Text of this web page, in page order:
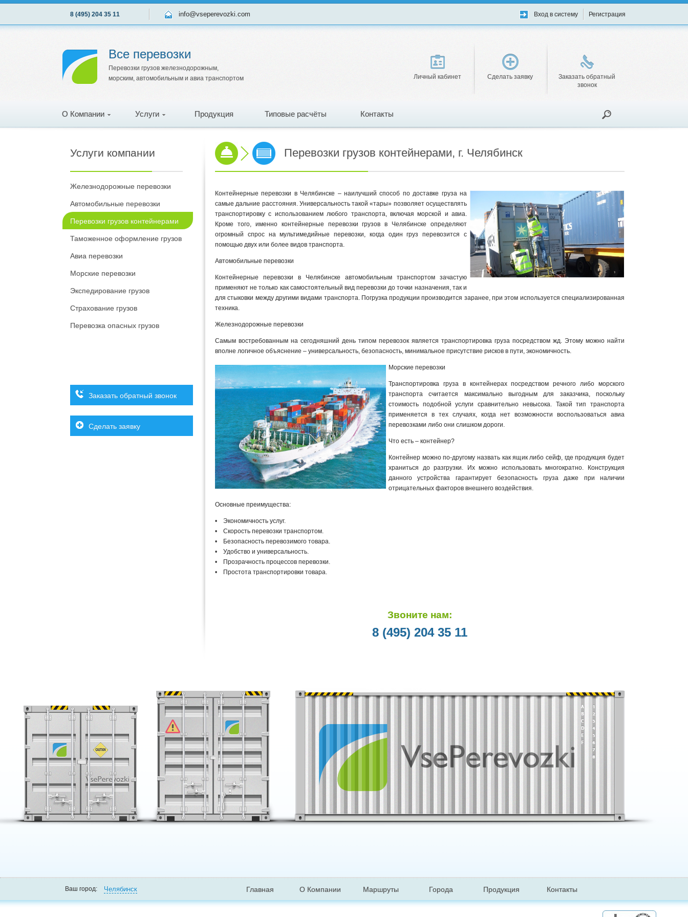
Вход в систему Регистрация
8 (495) 204 35 11 info@vseperevozki.com
Все перевозки
Перевозки грузов железнодорожным,
морским, автомобильным и авиа транспортом
Личный кабинет Сделать заявку
Заказать обратный
звонок
О Компании Услуги Продукция Типовые расчёты Контакты
Услуги компании
Железнодорожные перевозки
Автомобильные перевозки
Перевозки грузов контейнерами
Таможенное оформление грузов
Авиа перевозки
Морские перевозки
Экспедирование грузов
Страхование грузов
Перевозка опасных грузов
Заказать обратный звонок
Сделать заявку
Перевозки грузов контейнерами, г. Челябинск
Контейнерные перевозки в Челябинске – наилучший способ по доставке груза на
самые дальние расстояния. Универсальность такой «тары» позволяет осуществлять
транспортировку с использованием любого транспорта, включая морской и авиа.
Кроме того, именно контейнерные перевозки грузов в Челябинске определяют
огромный спрос на мультимедийные перевозки, когда один груз перевозится с
помощью двух или более видов транспорта.
Автомобильные перевозки
Контейнерные перевозки в Челябинске автомобильным транспортом зачастую
применяют не только как самостоятельный вид перевозки до точки назначения, так и
для стыковки между другими видами транспорта. Погрузка продукции производится заранее, при этом используется специализированная
техника.
Железнодорожные перевозки
Самым востребованным на сегодняшний день типом перевозок является транспортировка груза посредством жд. Этому можно найти
вполне логичное объяснение – универсальность, безопасность, минимальное присутствие рисков в пути, экономичность.
Морские перевозки
Транспортировка груза в контейнерах посредством речного либо морского
транспорта считается максимально выгодным для заказчика, поскольку
стоимость подобной услуги сравнительно невысока. Такой тип транспорта
применяется в тех случаях, когда нет возможности воспользоваться авиа
перевозками либо они слишком дороги.
Что есть – контейнер?
Контейнер можно по-другому назвать как ящик либо сейф, где продукция будет
храниться до разгрузки. Их можно использовать многократно. Конструкция
данного устройства гарантирует безопасность груза даже при наличии
отрицательных факторов внешнего воздействия.
Основные преимущества:
• Экономичность услуг.
• Скорость перевозки транспортом.
• Безопасность перевозимого товара.
• Удобство и универсальность.
• Прозрачность процессов перевозки.
• Простота транспортировки товара.
Звоните нам:
8 (495) 204 35 11
Ваш город: Челябинск Главная О Компании Маршруты Города Продукция Контакты